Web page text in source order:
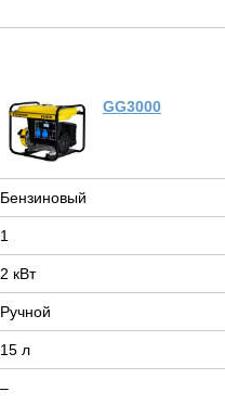
GG3000
Бензиновый
1
2 кВт
Ручной
15 л
–